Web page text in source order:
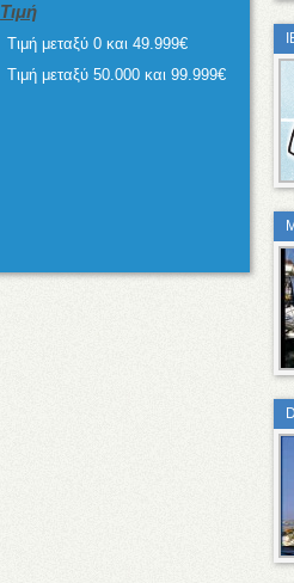
Τιμή
Τιμή μεταξύ 0 και 49.999€
Τιμή μεταξύ 50.000 και 99.999€